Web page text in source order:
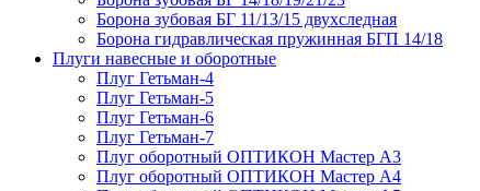
Борона зубовая БГ 11/13/15 двухследная
Борона гидравлическая пружинная БГП 14/18
Плуги навесные и оборотные
Плуг Гетьман-4
Плуг Гетьман-5
Плуг Гетьман-6
Плуг Гетьман-7
Плуг оборотный ОПТИКОН Мастер А3
Плуг оборотный ОПТИКОН Мастер А4